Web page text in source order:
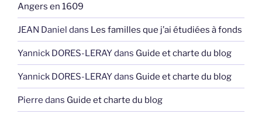
Angers en 1609
JEAN Daniel dans Les familles que j’ai étudiées à fonds
Yannick DORES-LERAYdans Guide et charte du blog
Yannick DORES-LERAYdans Guide et charte du blog
Pierre dans Guide et charte du blog